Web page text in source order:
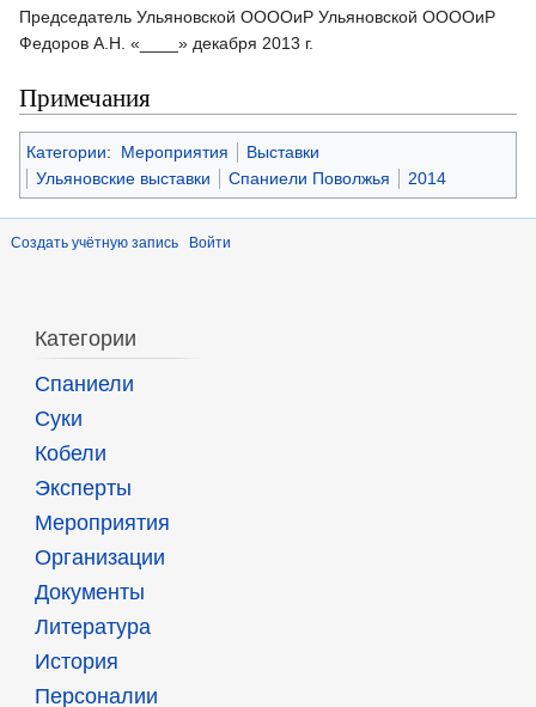
Председатель Ульяновской ООООиР Ульяновской ООООиР
Федоров А.Н. «____» декабря 2013 г.
Примечания
Категории: Мероприятия
Выставки
Ульяновские выставки
Спаниели Поволжья 2014
Создать учётную запись Войти
Категории
Спаниели
Суки
Кобели
Эксперты
Мероприятия
Организации
Документы
Литература
История
Персоналии